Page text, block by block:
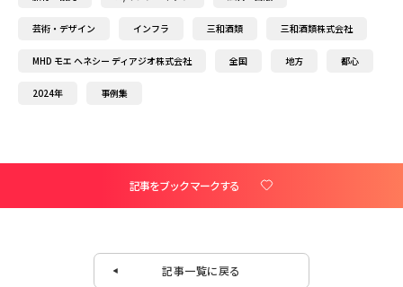
芸術・デザイン インフラ 三和酒類 三和酒類株式会社
MHD モエ ヘネシー ディアジオ株式会社 全国 地方 都心
2024年 事例集
記事をブックマークする
記事一覧に戻る